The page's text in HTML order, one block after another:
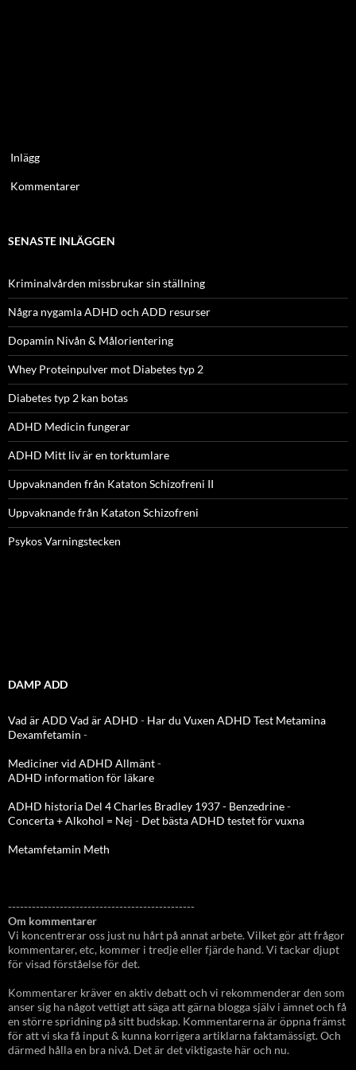
Inlägg
Kommentarer
SENASTE INLÄGGEN
Kriminalvården missbrukar sin ställning
Några nygamla ADHD och ADD resurser
Dopamin Nivån & Målorientering
Whey Proteinpulver mot Diabetes typ 2
Diabetes typ 2 kan botas
ADHD Medicin fungerar
ADHD Mitt liv är en torktumlare
Uppvaknanden från Kataton Schizofreni II
Uppvaknande från Kataton Schizofreni
Psykos Varningstecken
DAMP ADD
Vad är ADD Vad är ADHD - Har du Vuxen ADHD Test Metamina
Dexamfetamin -
Mediciner vid ADHD Allmänt-
ADHD information för läkare
ADHD historia Del 4 Charles Bradley 1937 - Benzedrine-
Concerta + Alkohol = Nej - Det bästa ADHD testet för vuxna
Metamfetamin Meth
-----------------------------------------------
Om kommentarer
Vi koncentrerar oss just nu hårt på annat arbete. Vilket gör att frågor
kommentarer, etc, kommer i tredje eller fjärde hand. Vi tackar djupt
för visad förståelse för det.
Kommentarer kräver en aktiv debatt och vi rekommenderar den som
anser sig ha något vettigt att säga att gärna blogga själv i ämnet och få
en större spridning på sitt budskap. Kommentarerna är öppna främst
för att vi ska få input & kunna korrigera artiklarna faktamässigt. Och
därmed hålla en bra nivå. Det är det viktigaste här och nu.